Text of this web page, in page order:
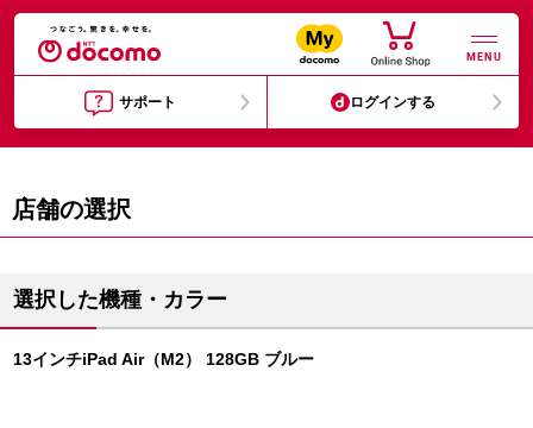
MENU
サポート ログインする
店舗の選択
選択した機種・カラー
13インチiPad Air（M2） 128GB ブルー